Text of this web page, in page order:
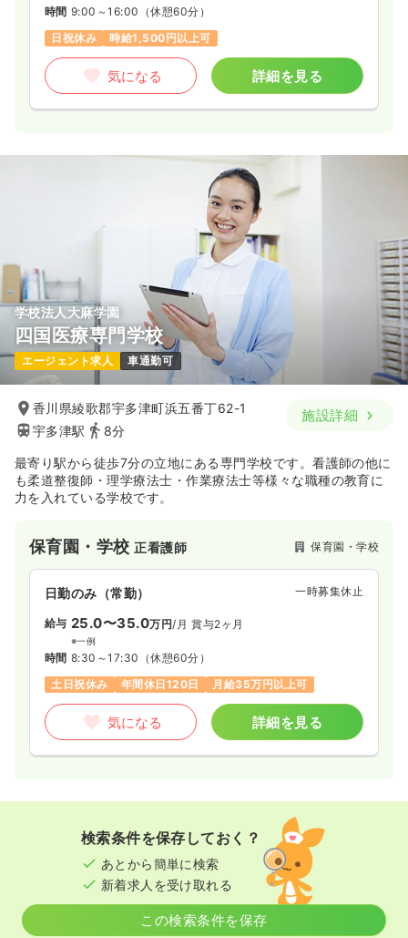
日祝休み
月給27万円以上可
気になる 詳細を見る
1,000〜1,500円
時給1,500円以上可
詳細を見る
時間 9:00～16:00 （休憩60分）
日祝休み
時給1,500円以上可
気になる 詳細を見る
学校法人大麻学園
四国医療専門学校
エージェント求人 車通勤可
香川県綾歌郡宇多津町浜五番丁62-1
宇多津駅
8分
施設詳細
最寄り駅から徒歩7分の立地にある専門学校です。看護師の他に
も柔道整復師・理学療法士・作業療法士等様々な職種の教育に
力を入れている学校です。
保育園・学校正看護師 保育園・学校
日勤のみ（常勤） 一時募集休止
給与 25.0〜35.0万円/月 賞与2ヶ月
※一例
時間 8:30～17:30 （休憩60分）
土日祝休み
年間休日120日 月給35万円以上可
気になる 詳細を見る
検索条件を保存しておく？
あとから簡単に検索
新着求人を受け取れる
この検索条件を保存